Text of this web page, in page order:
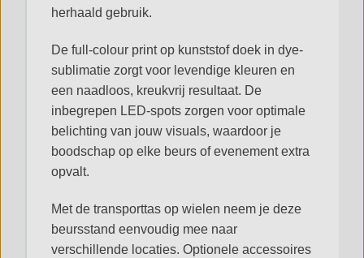
herhaald gebruik.
De full-colour print op kunststof doek in dye-
sublimatie zorgt voor levendige kleuren en
een naadloos, kreukvrij resultaat. De
inbegrepen LED-spots zorgen voor optimale
belichting van jouw visuals, waardoor je
boodschap op elke beurs of evenement extra
opvalt.
Met de transporttas op wielen neem je deze
beursstand eenvoudig mee naar
verschillende locaties. Optionele accessoires